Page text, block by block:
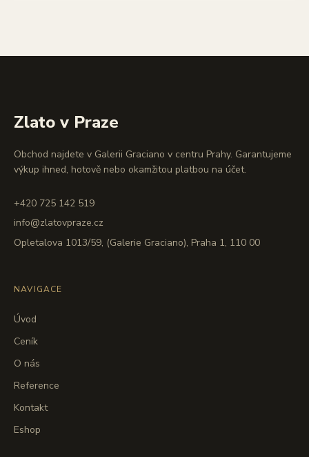
Zlato v Praze
Obchod najdete v Galerii Graciano v centru Prahy. Garantujeme
výkup ihned, hotově nebo okamžitou platbou na účet.
+420 725 142 519
info@zlatovpraze.cz
Opletalova 1013/59, (Galerie Graciano), Praha 1, 110 00
NAVIGACE
Úvod
Ceník
O nás
Reference
Kontakt
Eshop